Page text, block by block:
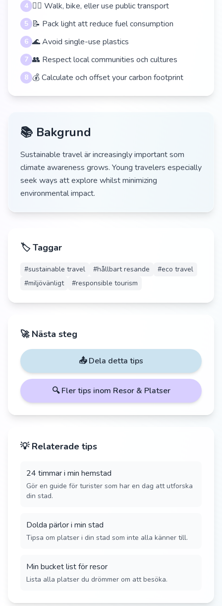
4 🚶‍♀️ Walk, bike, eller use public transport
5 📝 Pack light att reduce fuel consumption
6 🌊 Avoid single-use plastics
7 👥 Respect local communities och cultures
8 💰 Calculate och offset your carbon footprint
📚 Bakgrund
Sustainable travel är increasingly important som
climate awareness grows. Young travelers especially
seek ways att explore whilst minimizing
environmental impact.
🏷️ Taggar
#sustainable travel #hållbart resande #eco travel
#miljövänligt #responsible tourism
🚀 Nästa steg
📤 Dela detta tips
🔍 Fler tips inom Resor & Platser
💡 Relaterade tips
24 timmar i min hemstad
Gör en guide för turister som har en dag att utforska
din stad.
Dolda pärlor i min stad
Tipsa om platser i din stad som inte alla känner till.
Min bucket list för resor
Lista alla platser du drömmer om att besöka.